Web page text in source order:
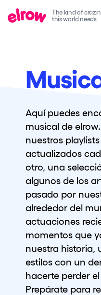
The kind of
this world needs
elrow Ibiza x
elrow Town 2026
elrow Island 2026
elrow Shop
Espectáculos
Our Creative
Music
Sostenibilidad
Quienes somos
¿Quieres trabajar
elrow News
Aquí puedes
musical de
nuestros
actualizados
otro, una
algunos de los
pasado por
alrededor del
actuaciones
momentos que
nuestra historia,
estilos con un
hacerte perder
Prepárate para